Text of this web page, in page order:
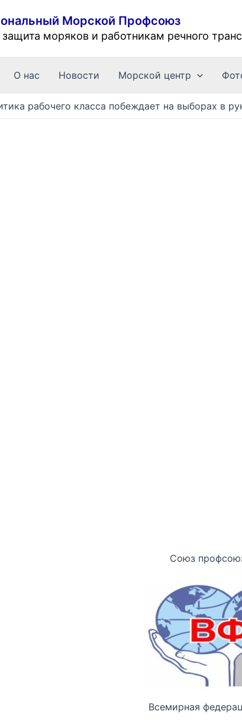
Морской Профсоюз
моряков и работникам речного
О нас Новости Морской центр
рабочего класса побеждает на выборах в
Союз
Всемирная